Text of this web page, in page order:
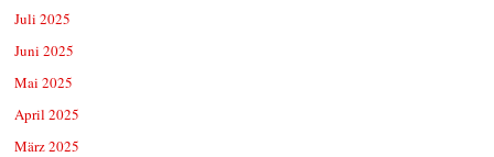
Juli 2025
Juni 2025
Mai 2025
April 2025
März 2025